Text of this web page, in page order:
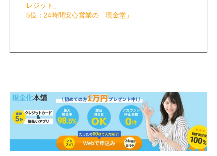
レジット」
5位：24時間安心営業の「現金堂」